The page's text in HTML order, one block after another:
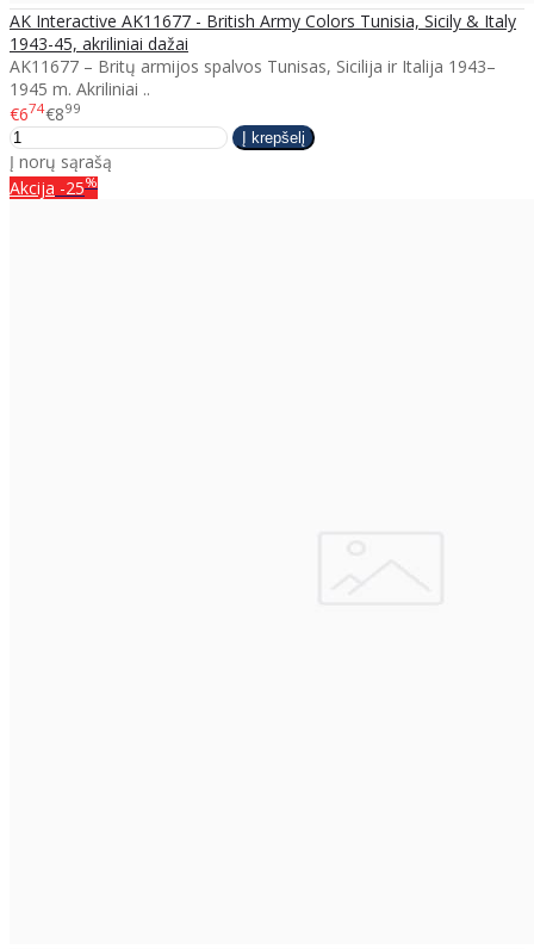
AK Interactive AK11677 - British Army Colors Tunisia, Sicily & Italy
1943-45, akriliniai dažai
AK11677 – Britų armijos spalvos Tunisas, Sicilija ir Italija 1943–
1945 m. Akriliniai ..
€674€899
Į norų sąrašą
Akcija -25%